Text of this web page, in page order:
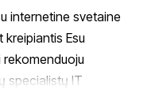
internetine svetaine
Esu
specialistų IT